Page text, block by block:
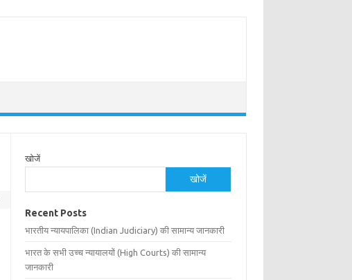
खोजें
खोजें
Recent Posts
भारतीय न्यायपालिका (Indian Judiciary) की सामान्य जानकारी
भारत के सभी उच्च न्यायालयों (High Courts) की सामान्य
जानकारी